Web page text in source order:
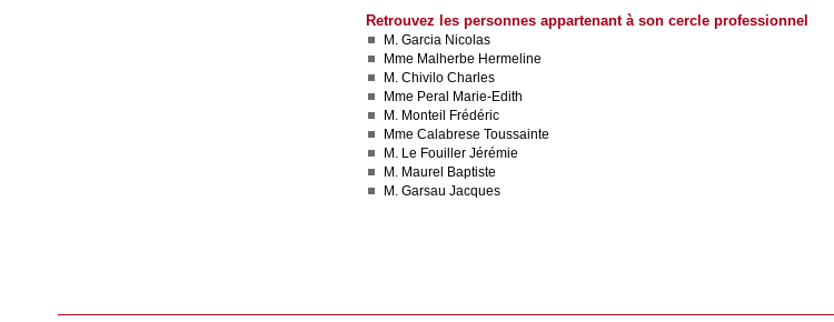
Retrouvez les personnes appartenant à son cercle professionnel
M. Garcia Nicolas
Mme Malherbe Hermeline
M. Chivilo Charles
Mme Peral Marie-Edith
M. Monteil Frédéric
Mme Calabrese Toussainte
M. Le Fouiller Jérémie
M. Maurel Baptiste
M. Garsau Jacques